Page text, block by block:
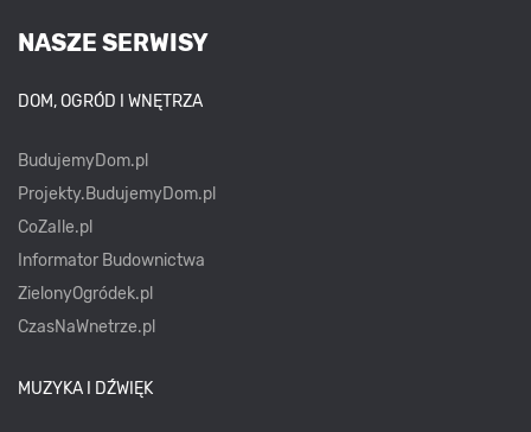
NASZE SERWISY
DOM, OGRÓD I WNĘTRZA
BudujemyDom.pl
Projekty.BudujemyDom.pl
CoZaIle.pl
Informator Budownictwa
ZielonyOgródek.pl
CzasNaWnetrze.pl
MUZYKA I DŹWIĘK